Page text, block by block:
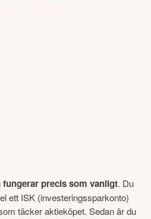
fungerar precis som vanligt. Du
ett ISK (investeringssparkonto)
täcker aktieköpet. Sedan är du